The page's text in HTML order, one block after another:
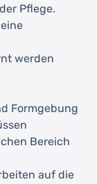
Pflege.
werden
Formgebung
Bereich
auf die